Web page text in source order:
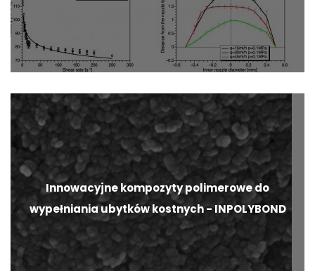
Innowacyjne kompozyty polimerowe do
wypełniania ubytków kostnych - INPOLYBOND